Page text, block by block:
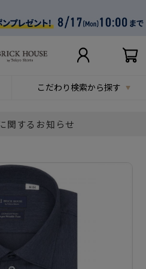
こだわり検索から探す
関するお知らせ